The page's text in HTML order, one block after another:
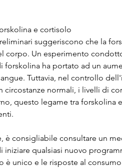
e cortisolo
suggeriscono che la
corpo. Un esperimento
forskolina ha portato ad un
Tuttavia, nel controllo
circostanze normali, i livelli di
questo legame tra forskolina
è consigliabile consultare un
iniziare qualsiasi nuovo
è unico e le risposte al